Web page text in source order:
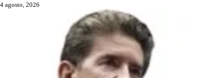
4 agosto, 2026